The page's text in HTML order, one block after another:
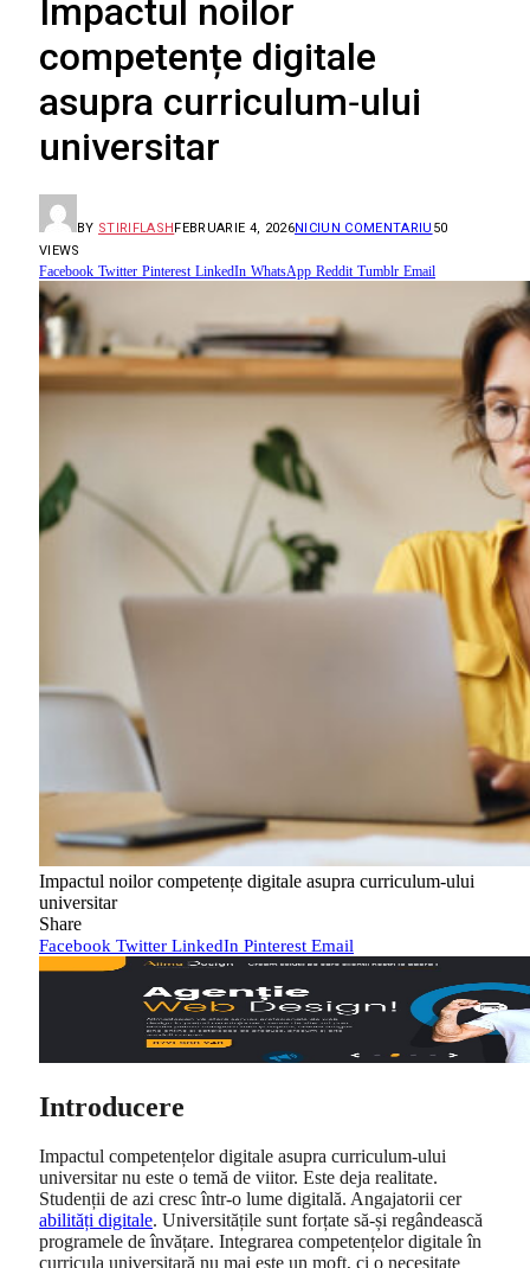
Impactul noilor
competențe digitale
asupra curriculum‑ului
universitar
BY STIRIFLASHFEBRUARIE 4, 2026NICIUN COMENTARIU 50
VIEWS
Facebook Twitter Pinterest LinkedIn WhatsApp Reddit Tumblr Email
Impactul noilor competențe digitale asupra curriculum‑ului
universitar
Share
Facebook Twitter LinkedIn Pinterest Email
Introducere
Impactul competențelor digitale asupra curriculum‑ului
universitar nu este o temă de viitor. Este deja realitate.
Studenții de azi cresc într‑o lume digitală. Angajatorii cer
abilități digitale. Universitățile sunt forțate să‑și regândească
programele de învățare. Integrarea competențelor digitale în
curricula universitară nu mai este un moft, ci o necesitate